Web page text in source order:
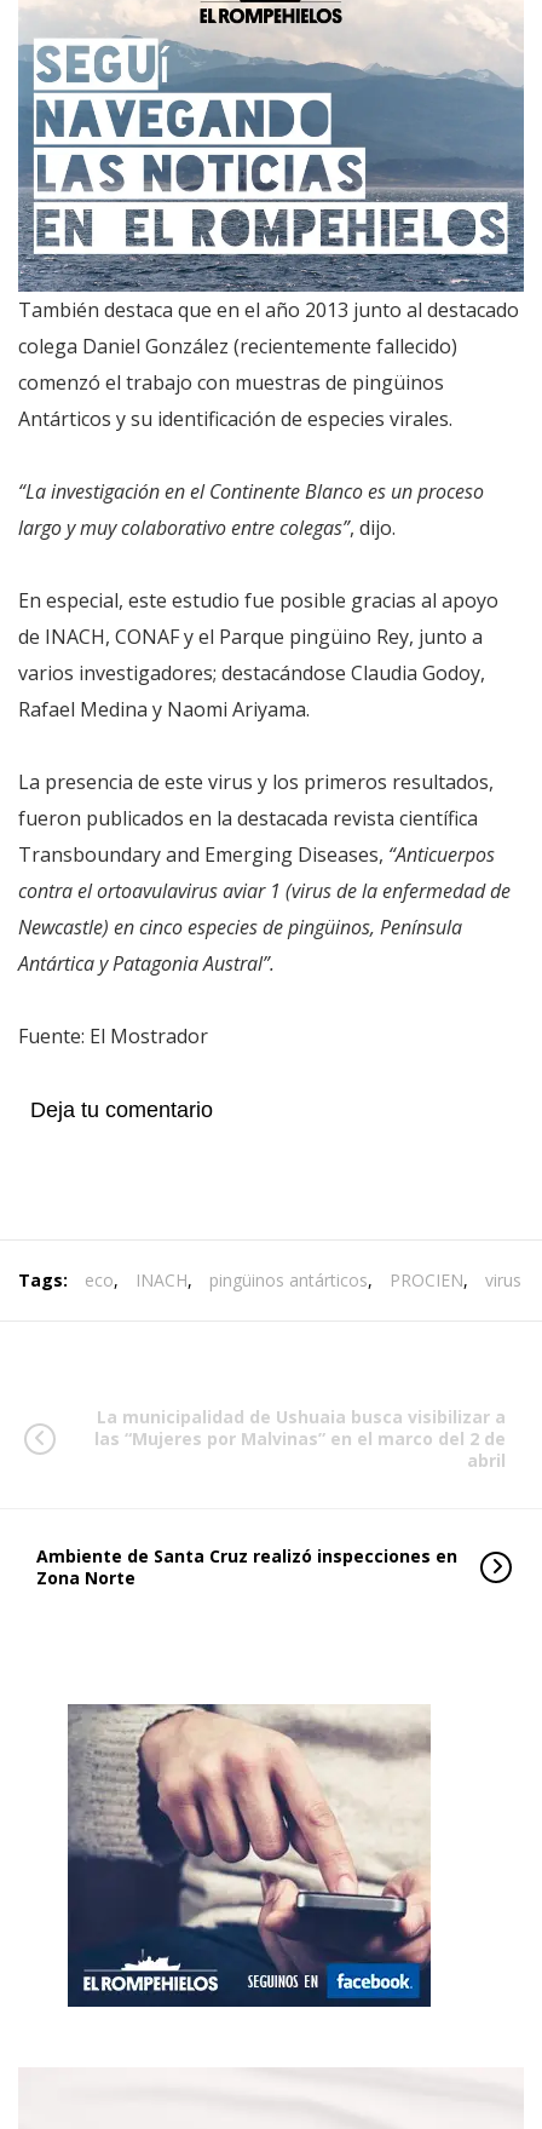
También destaca que en el año 2013 junto al destacado
colega Daniel González (recientemente fallecido)
comenzó el trabajo con muestras de pingüinos
Antárticos y su identificación de especies virales.
“La investigación en el Continente Blanco es un proceso
largo y muy colaborativo entre colegas”, dijo.
En especial, este estudio fue posible gracias al apoyo
de INACH, CONAF y el Parque pingüino Rey, junto a
varios investigadores; destacándose Claudia Godoy,
Rafael Medina y Naomi Ariyama.
La presencia de este virus y los primeros resultados,
fueron publicados en la destacada revista científica
Transboundary and Emerging Diseases, “Anticuerpos
contra el ortoavulavirus aviar 1 (virus de la enfermedad de
Newcastle) en cinco especies de pingüinos, Península
Antártica y Patagonia Austral”.
Fuente: El Mostrador
Deja tu comentario
Tags: eco, INACH, pingüinos antárticos, PROCIEN, virus
La municipalidad de Ushuaia busca visibilizar a
las “Mujeres por Malvinas” en el marco del 2 de
abril
Ambiente de Santa Cruz realizó inspecciones en
Zona Norte